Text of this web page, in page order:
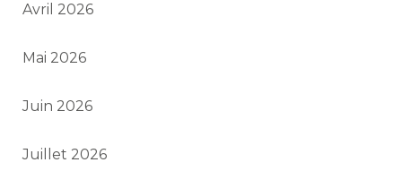
Avril 2026
Mai 2026
Juin 2026
Juillet 2026